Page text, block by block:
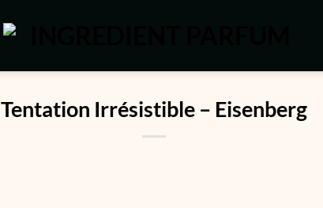
Tentation Irrésistible – Eisenberg